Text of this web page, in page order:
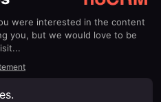
correo
conectando